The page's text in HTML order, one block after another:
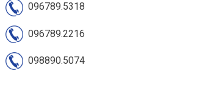
096789.5318
096789.2216
098890.5074